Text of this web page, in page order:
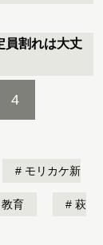
員割れは大丈
4
モリカケ新
教育 萩